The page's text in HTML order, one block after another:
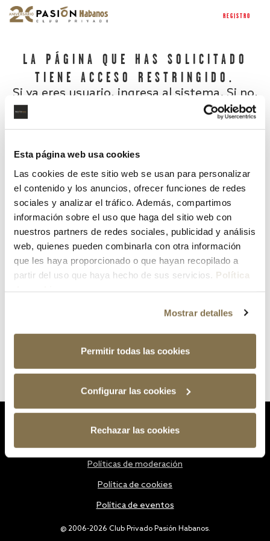
Esta página web usa cookies
Las cookies de este sitio web se usan para personalizar
el contenido y los anuncios, ofrecer funciones de redes
sociales y analizar el tráfico. Además, compartimos
información sobre el uso que haga del sitio web con
nuestros partners de redes sociales, publicidad y análisis
web, quienes pueden combinarla con otra información
que les haya proporcionado o que hayan recopilado a
partir del uso que haya hecho de sus servicios. Política
Mostrar detalles
Permitir todas las cookies
Configurar las cookies
Rechazar las cookies
REGISTRO
LA PÁGINA QUE HAS SOLICITADO
TIENE ACCESO RESTRINGIDO.
Si ya eres usuario, ingresa al sistema. Si no,
¿Has olvidado tu contraseña?
@ 2006-2026 Club Privado Pasión Habanos.
Políticas de moderación
Política de cookies
Política de eventos